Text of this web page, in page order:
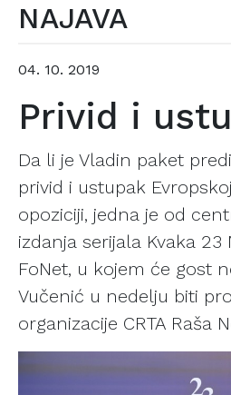
NAJAVA
04. 10. 2019
Privid i
Da li je Vladin paket
privid i ustupak
opoziciji, jedna je od
izdanja serijala Kvaka 23
FoNet, u kojem će gost
Vučenić u nedelju biti
organizacije CRTA Raša